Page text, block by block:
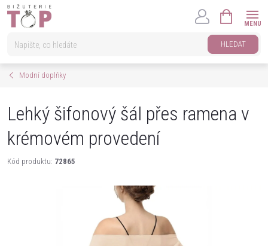
Přejít
HLEDAT
KOŠÍK
Modní doplňky
Lehký šifonový šál přes ramena v
krémovém provedení
Kód produktu: 72865